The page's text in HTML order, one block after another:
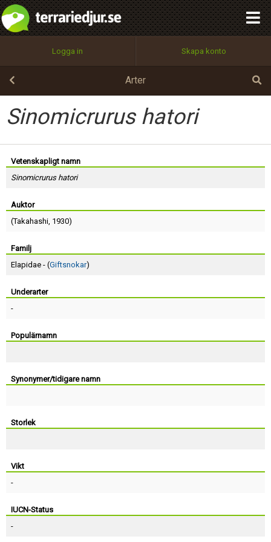
Logga in Skapa konto
Arter
Sinomicrurus hatori
Vetenskapligt namn
Sinomicrurus hatori
Auktor
(Takahashi, 1930)
Familj
Elapidae - (Giftsnokar)
Underarter
-
Populärnamn
Synonymer/tidigare namn
Storlek
Vikt
-
IUCN-Status
-
Utför
100%
OK
integritetspolicy
Namn:
Epost:
Lösenord:
Terms of Service
Begär nytt lösenord
Tillbaka till förstasidan